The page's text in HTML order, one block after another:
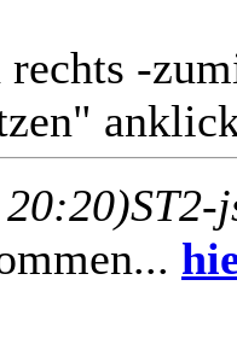
rechts -